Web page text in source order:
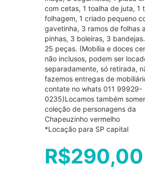
com cetas, 1 toalha de juta, 1
folhagem, 1 criado pequeno
gavetinha, 3 ramos de folhas
pinhas, 3 boleiras, 3
25 peças. (Mobília e doces
não inclusos, podem ser
separadamente, só retirada,
fazemos entregas de
contate no whats 011 99929-
0235)Locamos também
coleção de personagens da
Chapeuzinho vermelho
*Locação para SP capital
R$290,00